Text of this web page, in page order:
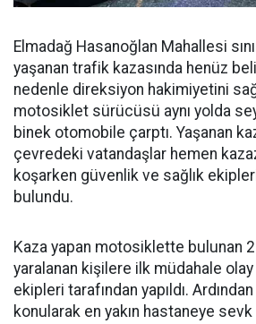
Elmadağ Hasanoğlan Mahallesi
yaşanan trafik kazasında henüz
nedenle direksiyon hakimiyetini
motosiklet sürücüsü aynı yolda
binek otomobile çarptı. Yaşanan
çevredeki vatandaşlar hemen
koşarken güvenlik ve sağlık
bulundu.
Kaza yapan motosiklette bulunan 2
yaralanan kişilere ilk müdahale
ekipleri tarafından yapıldı.
konularak en yakın hastaneye sevk